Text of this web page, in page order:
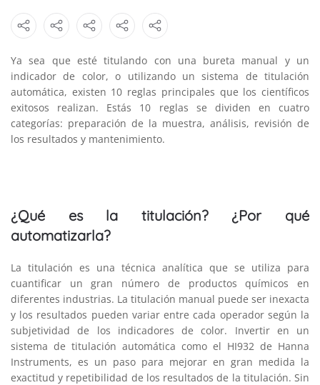
Ya sea que esté titulando con una bureta manual y un
indicador de color, o utilizando un sistema de titulación
automática, existen 10 reglas principales que los científicos
exitosos realizan. Estás 10 reglas se dividen en cuatro
categorías: preparación de la muestra, análisis, revisión de
los resultados y mantenimiento.
¿Qué es la titulación? ¿Por qué
automatizarla?
La titulación es una técnica analítica que se utiliza para
cuantificar un gran número de productos químicos en
diferentes industrias. La titulación manual puede ser inexacta
y los resultados pueden variar entre cada operador según la
subjetividad de los indicadores de color. Invertir en un
sistema de titulación automática como el HI932 de Hanna
Instruments, es un paso para mejorar en gran medida la
exactitud y repetibilidad de los resultados de la titulación. Sin